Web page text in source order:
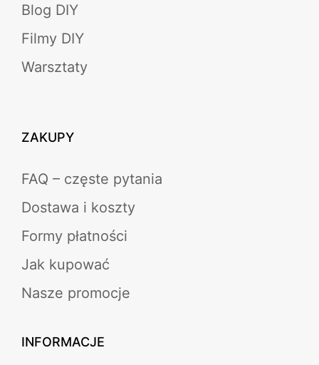
Blog DIY
Filmy DIY
Warsztaty
ZAKUPY
FAQ – częste pytania
Dostawa i koszty
Formy płatności
Jak kupować
Nasze promocje
INFORMACJE